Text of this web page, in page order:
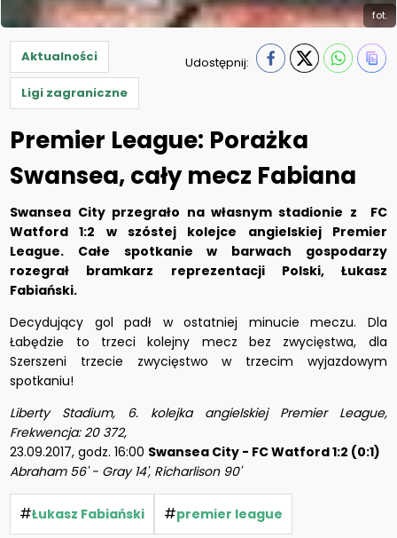
fot.
Aktualności
Ligi zagraniczne
Udostępnij:
Premier League: Porażka
Swansea, cały mecz Fabiana
Swansea City przegrało na własnym stadionie z FC
Watford 1:2 w szóstej kolejce angielskiej Premier
League. Całe spotkanie w barwach gospodarzy
rozegrał bramkarz reprezentacji Polski, Łukasz
Fabiański.
Decydujący gol padł w ostatniej minucie meczu. Dla
Łabędzie to trzeci kolejny mecz bez zwycięstwa, dla
Szerszeni trzecie zwycięstwo w trzecim wyjazdowym
spotkaniu!
Liberty Stadium, 6. kolejka angielskiej Premier League,
Frekwencja: 20 372,
23.09.2017, godz. 16:00 Swansea City - FC Watford 1:2 (0:1)
Abraham 56' - Gray 14', Richarlison 90'
#Łukasz Fabiański #premier league